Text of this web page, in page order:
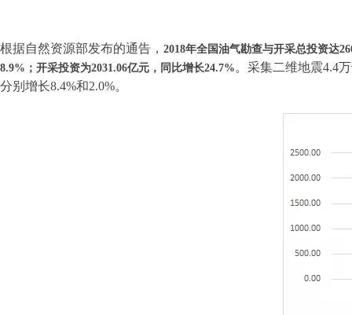
根据自然资源部发布的通告， 2018年全国油气勘查与开采总投资达
8.9%；开采投资为2031.06亿元，同比增长24.7% 。采集二维地震4.4
分别增长8.4%和2.0%。